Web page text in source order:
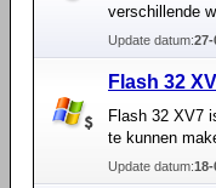
verschillende
Update datum:27-
Flash 32
Flash 32 XV7
te kunnen
Update datum:18-